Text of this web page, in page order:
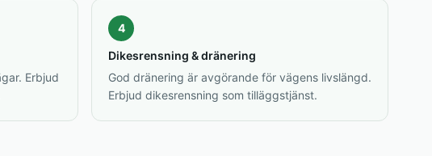
Erbjud
4
Dikesrensning & dränering
God dränering är avgörande för vägens livslängd.
Erbjud dikesrensning som tilläggstjänst.